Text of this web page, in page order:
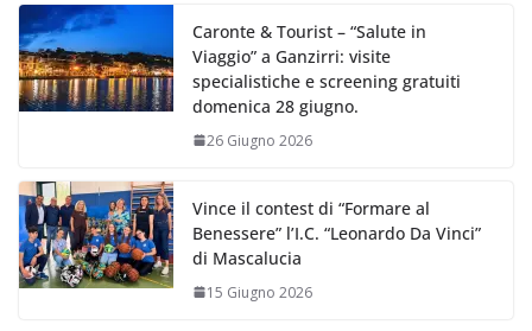
Caronte & Tourist – “Salute in
Viaggio” a Ganzirri: visite
specialistiche e screening gratuiti
domenica 28 giugno.
26 Giugno 2026
Vince il contest di “Formare al
Benessere” l’I.C. “Leonardo Da Vinci”
di Mascalucia
15 Giugno 2026